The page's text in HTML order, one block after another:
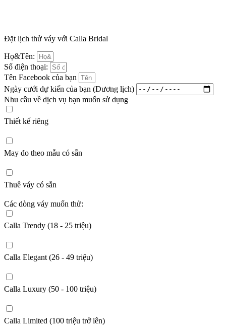
Đặt lịch thử váy với Calla Bridal
Họ&Tên:
Số điện thoại:
Tên Facebook của bạn
Ngày cưới dự kiến của bạn (Dương lịch)
Nhu cầu về dịch vụ bạn muốn sử dụng
Thiết kế riêng
May đo theo mẫu có sẵn
Thuê váy có sẵn
Các dòng váy muốn thử:
Calla Trendy (18 - 25 triệu)
Calla Elegant (26 - 49 triệu)
Calla Luxury (50 - 100 triệu)
Calla Limited (100 triệu trở lên)